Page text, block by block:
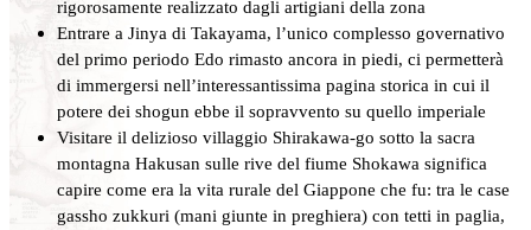
rigorosamente realizzato dagli artigiani della zona
Entrare a Jinya di Takayama, l’unico complesso governativo
del primo periodo Edo rimasto ancora in piedi, ci permetterà
di immergersi nell’interessantissima pagina storica in cui il
potere dei shogun ebbe il sopravvento su quello imperiale
Visitare il delizioso villaggio Shirakawa-go sotto la sacra
montagna Hakusan sulle rive del fiume Shokawa significa
capire come era la vita rurale del Giappone che fu: tra le case
gassho zukkuri (mani giunte in preghiera) con tetti in paglia,